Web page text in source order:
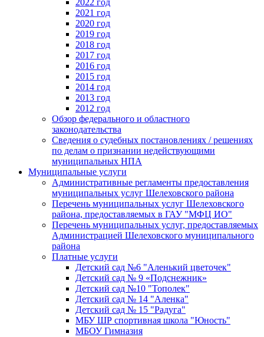
2021 год
2020 год
2019 год
2018 год
2017 год
2016 год
2015 год
2014 год
2013 год
2012 год
Обзор федерального и областного
законодательства
Сведения о судебных постановлениях / решениях
по делам о признании недействующими
муниципальных НПА
Муниципальные услуги
Административные регламенты предоставления
муниципальных услуг Шелеховского района
Перечень муниципальных услуг Шелеховского
района, предоставляемых в ГАУ "МФЦ ИО"
Перечень муниципальных услуг, предоставляемых
Администрацией Шелеховского муниципального
района
Платные услуги
Детский сад №6 "Аленький цветочек"
Детский сад № 9 «Подснежник»
Детский сад №10 "Тополек"
Детский сад № 14 "Аленка"
Детский сад № 15 "Радуга"
МБУ ШР спортивная школа "Юность"
МБОУ Гимназия